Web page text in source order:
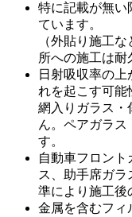
特に記載が無い
ています。
（外貼り施工
所への施工は耐
日射吸収率の
れを起こす可能
網入りガラス・
ん。ペアガラ
す。
自動車フロント
ス、助手席ガ
準により施工後
金属を含むフィ